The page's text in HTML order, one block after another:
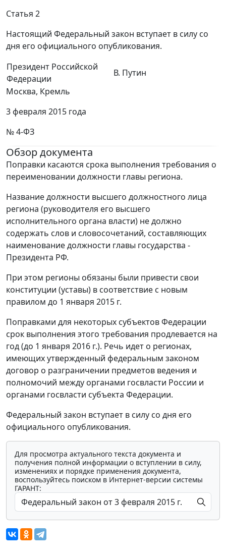
Статья 2
Настоящий Федеральный закон вступает в силу со
дня его официального опубликования.
Президент Российской
Федерации
В. Путин
Москва, Кремль
3 февраля 2015 года
№ 4-ФЗ
Обзор документа
Поправки касаются срока выполнения требования о
переименовании должности главы региона.
Название должности высшего должностного лица
региона (руководителя его высшего
исполнительного органа власти) не должно
содержать слов и словосочетаний, составляющих
наименование должности главы государства -
Президента РФ.
При этом регионы обязаны были привести свои
конституции (уставы) в соответствие с новым
правилом до 1 января 2015 г.
Поправками для некоторых субъектов Федерации
срок выполнения этого требования продлевается на
год (до 1 января 2016 г.). Речь идет о регионах,
имеющих утвержденный федеральным законом
договор о разграничении предметов ведения и
полномочий между органами госвласти России и
органами госвласти субъекта Федерации.
Федеральный закон вступает в силу со дня его
официального опубликования.
Для просмотра актуального текста документа и
получения полной информации о вступлении в силу,
изменениях и порядке применения документа,
воспользуйтесь поиском в Интернет-версии системы
ГАРАНТ: